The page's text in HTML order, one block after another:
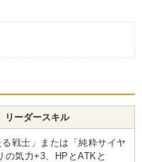
リーダースキル
る戦士」または「純粋サイヤ
の気力+3、HPとATKと